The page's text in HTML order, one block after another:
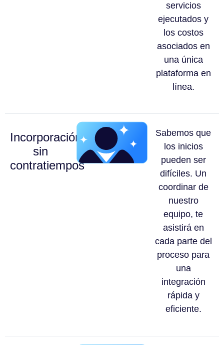
servicios
ejecutados y
los costos
asociados en
una única
plataforma en
línea.
Incorporación
sin
contratiempos
Sabemos que
los inicios
pueden ser
difíciles. Un
coordinar de
nuestro
equipo, te
asistirá en
cada parte del
proceso para
una
integración
rápida y
eficiente.